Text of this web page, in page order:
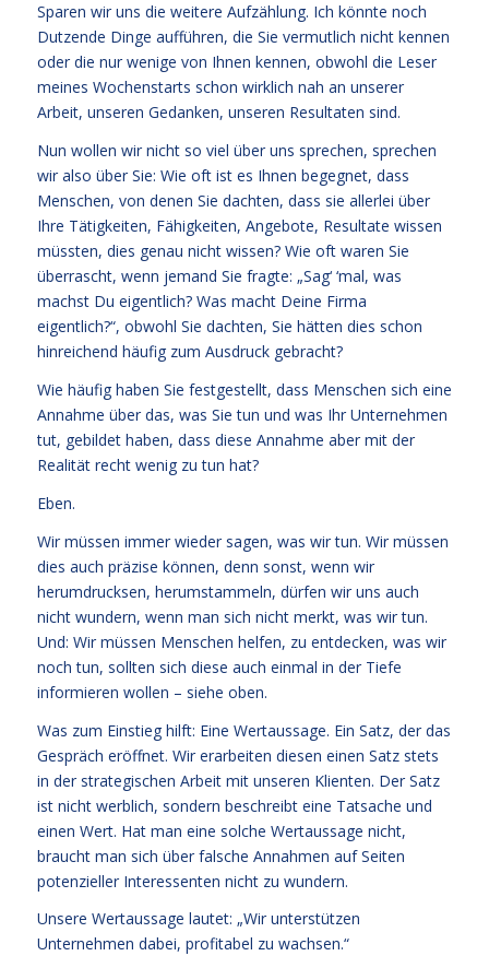
Sparen wir uns die weitere Aufzählung. Ich könnte noch
Dutzende Dinge aufführen, die Sie vermutlich nicht kennen
oder die nur wenige von Ihnen kennen, obwohl die Leser
meines Wochenstarts schon wirklich nah an unserer
Arbeit, unseren Gedanken, unseren Resultaten sind.
Nun wollen wir nicht so viel über uns sprechen, sprechen
wir also über Sie: Wie oft ist es Ihnen begegnet, dass
Menschen, von denen Sie dachten, dass sie allerlei über
Ihre Tätigkeiten, Fähigkeiten, Angebote, Resultate wissen
müssten, dies genau nicht wissen? Wie oft waren Sie
überrascht, wenn jemand Sie fragte: „Sag‘ ‘mal, was
machst Du eigentlich? Was macht Deine Firma
eigentlich?“, obwohl Sie dachten, Sie hätten dies schon
hinreichend häufig zum Ausdruck gebracht?
Wie häufig haben Sie festgestellt, dass Menschen sich eine
Annahme über das, was Sie tun und was Ihr Unternehmen
tut, gebildet haben, dass diese Annahme aber mit der
Realität recht wenig zu tun hat?
Eben.
Wir müssen immer wieder sagen, was wir tun. Wir müssen
dies auch präzise können, denn sonst, wenn wir
herumdrucksen, herumstammeln, dürfen wir uns auch
nicht wundern, wenn man sich nicht merkt, was wir tun.
Und: Wir müssen Menschen helfen, zu entdecken, was wir
noch tun, sollten sich diese auch einmal in der Tiefe
informieren wollen – siehe oben.
Was zum Einstieg hilft: Eine Wertaussage. Ein Satz, der das
Gespräch eröffnet. Wir erarbeiten diesen einen Satz stets
in der strategischen Arbeit mit unseren Klienten. Der Satz
ist nicht werblich, sondern beschreibt eine Tatsache und
einen Wert. Hat man eine solche Wertaussage nicht,
braucht man sich über falsche Annahmen auf Seiten
potenzieller Interessenten nicht zu wundern.
Unsere Wertaussage lautet: „Wir unterstützen
Unternehmen dabei, profitabel zu wachsen.“